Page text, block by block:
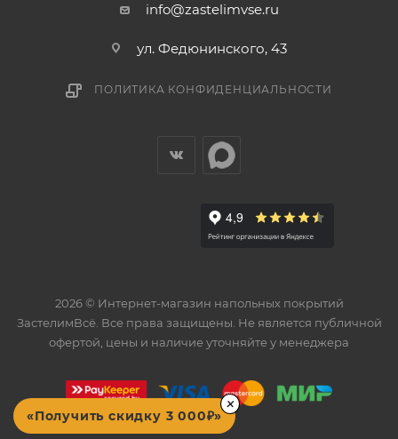
info@zastelimvse.ru
ул. Федюнинского, 43
ПОЛИТИКА КОНФИДЕНЦИАЛЬНОСТИ
2026 © Интернет-магазин напольных покрытий
ЗастелимВсё. Все права защищены. Не является публичной
офертой, цены и наличие уточняйте у менеджера
×
«Получить скидку 3 000₽»